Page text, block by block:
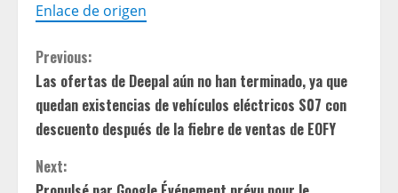
Enlace de origen
C
o
n
t
Previous:
Las ofertas de Deepal aún no han terminado, ya que
quedan existencias de vehículos eléctricos S07 con
descuento después de la fiebre de ventas de EOFY
Next: